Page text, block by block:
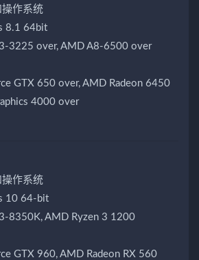
作系统
8.1 64bit
3225 over, AMD A8-6500 over
GTX 650 over, AMD Radeon 6450
4000 over
作系统
10 64-bit
8350K, AMD Ryzen 3 1200
GTX 960, AMD Radeon RX 560